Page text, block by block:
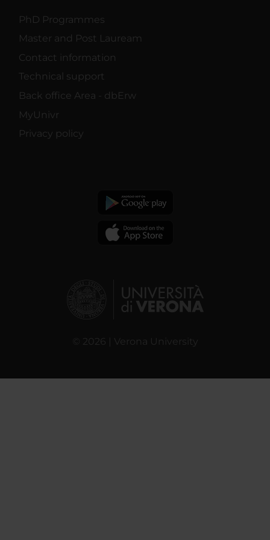
PhD Programmes
Master and Post Lauream
Contact information
Technical support
Back office Area - dbErw
MyUnivr
Privacy policy
© 2026 | Verona University